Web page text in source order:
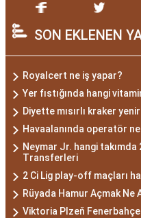
SON EKLENEN
Royalcert ne iş yapar?
Yer fıstığında hangi
Diyette mısırlı kraker
Havaalanında operatör
Neymar Jr. hangi takımda
Transferleri
2 Ci Lig play-off maçları
Rüyada Hamur Açmak Ne
Viktoria Plzeň